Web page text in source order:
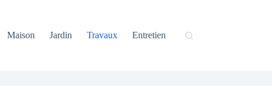
Maison Jardin Travaux Entretien